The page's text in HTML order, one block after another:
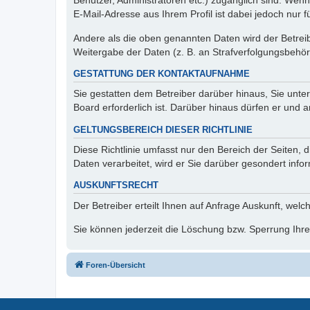
E-Mail-Adresse aus Ihrem Profil ist dabei jedoch nur
Andere als die oben genannten Daten wird der
Weitergabe der Daten (z. B. an
GESTATTUNG DER KONTAKTAUFNAHME
Sie gestatten dem Betreiber darüber hinaus, Sie
Board erforderlich ist. Darüber hinaus dürfen er und
GELTUNGSBEREICH DIESER RICHTLINIE
Diese Richtlinie umfasst nur den Bereich der Seiten,
Daten verarbeitet, wird er Sie darüber gesondert
AUSKUNFTSRECHT
Der Betreiber erteilt Ihnen auf Anfrage Auskunft,
Sie können jederzeit die Löschung bzw. Sperrung
Foren-Übersicht